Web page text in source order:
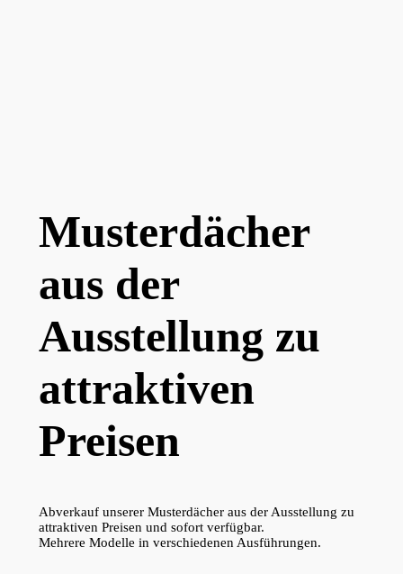
Musterdächer
aus der
Ausstellung zu
attraktiven
Preisen
Abverkauf unserer Musterdächer aus der Ausstellung zu
attraktiven Preisen und sofort verfügbar.
Mehrere Modelle in verschiedenen Ausführungen.